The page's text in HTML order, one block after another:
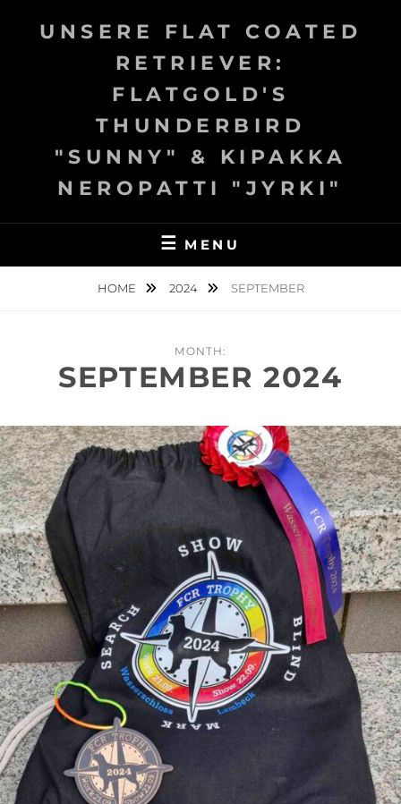
UNSERE FLAT COATED
RETRIEVER:
FLATGOLD'S
THUNDERBIRD
"SUNNY" & KIPAKKA
NEROPATTI "JYRKI"
MENU
HOME 2024 SEPTEMBER
MONTH:
SEPTEMBER 2024